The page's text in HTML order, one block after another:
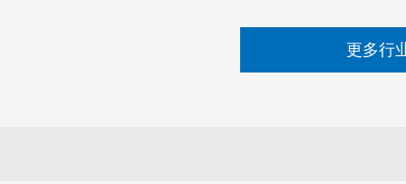
更多行